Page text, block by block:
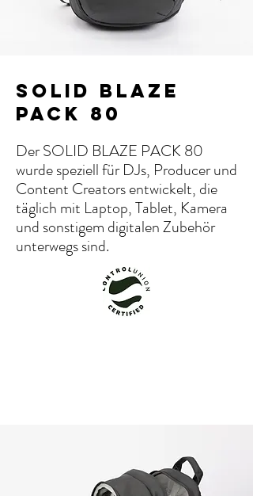
SOLID BLAZE
PACK 80
Der SOLID BLAZE PACK 80
wurde speziell für DJs, Producer und
Content Creators entwickelt, die
täglich mit Laptop, Tablet, Kamera
und sonstigem digitalen Zubehör
unterwegs sind.